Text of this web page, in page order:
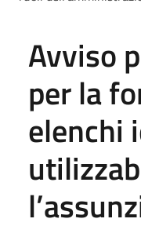
Avviso
per la
elenchi